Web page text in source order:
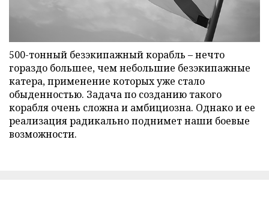
500-тонный безэкипажный корабль – нечто
гораздо большее, чем небольшие безэкипажные
катера, применение которых уже стало
обыденностью. Задача по созданию такого
корабля очень сложна и амбициозна. Однако и ее
реализация радикально поднимет наши боевые
возможности.